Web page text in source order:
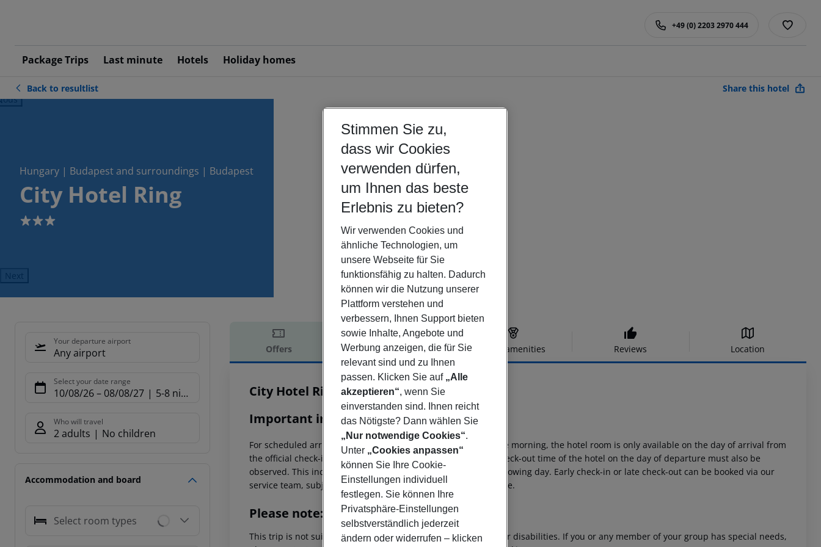
Package Trips Last minute Hotels Holiday homes
+49 (0) 2203 2970 444
Back to resultlist Share this hotel
Hungary | Budapest and surroundings | Budapest
City Hotel Ring
3
Next
Your departure airport
Any airport
Select your date range
10/08/26– 08/08/27 5-8 nights
Who will travel
2 adults No children
Accommodation and board
Select room types
Offers Offer description Hotel amenities Reviews Location
Offer description
City Hotel Ring
3
Important info
For scheduled arrivals in the destination area from 04:00 in the morning, the hotel room is only available on the day of arrival from
the official check-in time of the respective hotel. The official check-out time of the hotel on the day of departure must also be
observed. This includes return flights until 3.00 a.m. on the following day. Early check-in or late check-out can be booked via our
service team, subject to availability and for an additional charge.
Please note:
This trip is not suitable for passengers with reduced mobility or disabilities. If you or any member of your group has special needs,
Stimmen Sie zu,
dass wir Cookies
verwenden dürfen,
um Ihnen das beste
Erlebnis zu bieten?
Wir verwenden Cookies und
ähnliche Technologien, um
unsere Webseite für Sie
funktionsfähig zu halten. Dadurch
können wir die Nutzung unserer
Plattform verstehen und
verbessern, Ihnen Support bieten
sowie Inhalte, Angebote und
Werbung anzeigen, die für Sie
relevant sind und zu Ihnen
passen. Klicken Sie auf „Alle
akzeptieren“, wenn Sie
einverstanden sind. Ihnen reicht
das Nötigste? Dann wählen Sie
„Nur notwendige Cookies“.
Unter „Cookies anpassen“
können Sie Ihre Cookie-
Einstellungen individuell
festlegen. Sie können Ihre
Privatsphäre-Einstellungen
selbstverständlich jederzeit
ändern oder widerrufen – klicken